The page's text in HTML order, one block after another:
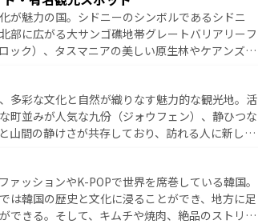
ュージック、伝統的なフラダンスなど、すべて
新しい発見と感動が待っているハワイを、存分に
はコンテンツ一覧を参照してほしい。
が魅力の国。シドニーのシンボルであるシドニ
部に広がる大サンゴ礁地帯グレートバリアリーフ
ック）、タスマニアの美しい原生林やケアンズの
ィビティも充実しており、サーフィンやダイビ
たまらない。オーストラリアの多彩な魅力を存分
ーストラリア情報はコンテンツ一覧を参照してほしい。
多彩な文化と自然が織りなす魅力的な観光地。活
町並みが人気な九份（ジォウフェン）、静ひつな
山間の静けさが共存しており、訪れる人に新しい
のスイーツなど、バラエティ豊かな料理が味わ
覧を参照してほしい。
ッションやK-POPで世界を席巻している韓国。
は韓国の歴史と文化に浸ることができ、地方に足
できる。そして、キムチや焼肉、絶品のストリー